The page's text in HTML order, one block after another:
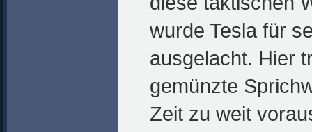
wurde Tesla für
ausgelacht. Hier
gemünzte
Zeit zu weit